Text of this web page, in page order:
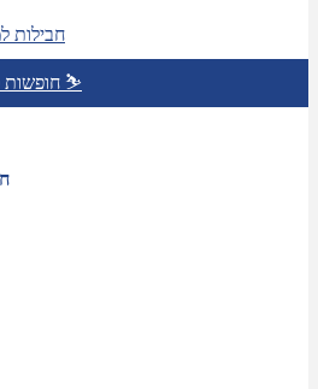
חבילות
חופשות סקי ⛷️